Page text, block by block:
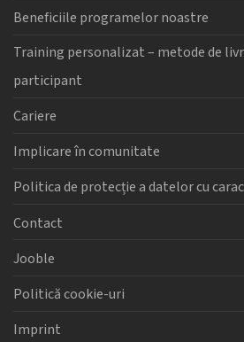
Beneficiile programelor noastre
Training personalizat – metode de
participant
Cariere
Implicare în comunitate
Politica de protecție a datelor cu
Contact
Jooble
Politică cookie-uri
Imprint